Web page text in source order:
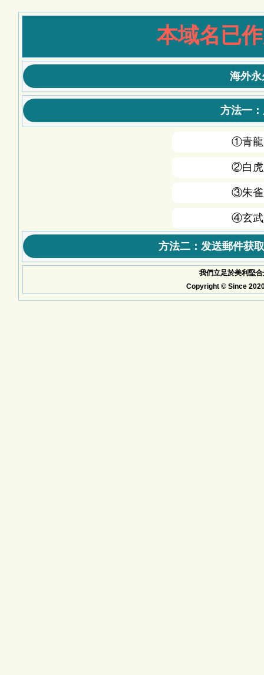
本域名已
海外
方法一
①青龍
②白虎
③朱雀
④玄武
方法二：发送郵件获
我們立足於美利堅
Copyright © Since